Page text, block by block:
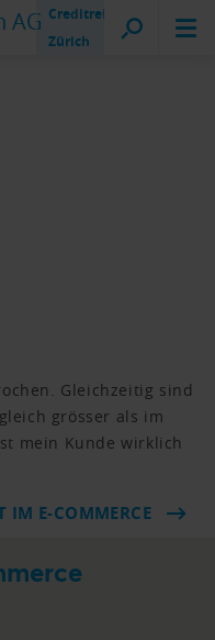
Creditreform
Zürich
Gleichzeitig sind
grösser als im
mein Kunde wirklich
IM E-COMMERCE